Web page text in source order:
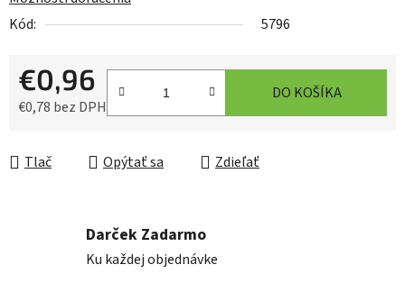
Kód:
5796
€0,96
€0,78 bez DPH
DO KOŠÍKA
Tlač Opýtať sa Zdieľať
Darček Zadarmo
Ku každej objednávke